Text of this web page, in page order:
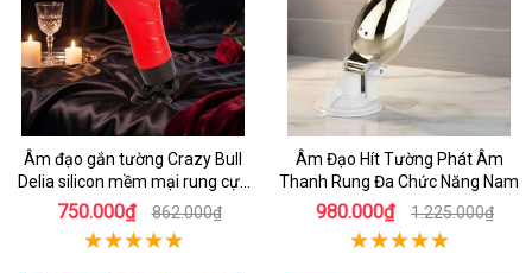
Âm đạo gắn tường Crazy Bull
Delia silicon mềm mại rung cực
đã
750.000₫ 862.000₫
Âm Đạo Hít Tường Phát Âm
Thanh Rung Đa Chức Năng Nam
980.000₫ 1.225.000₫